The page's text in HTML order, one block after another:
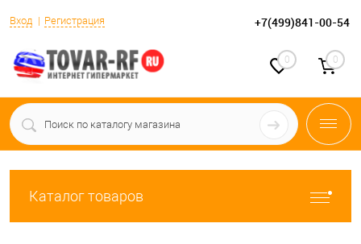
Вход Регистрация +7(499)841-00-54
0 0
Каталог товаров